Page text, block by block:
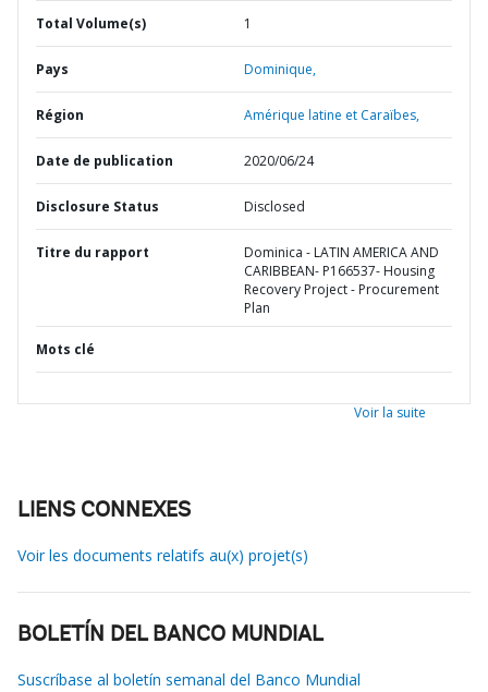
Total Volume(s) 1
Pays Dominique,
Région Amérique latine et Caraïbes,
Date de publication 2020/06/24
Disclosure Status Disclosed
Titre du rapport
Dominica - LATIN AMERICA AND
CARIBBEAN- P166537- Housing
Recovery Project - Procurement
Plan
Mots clé
Voir la suite
LIENS CONNEXES
Voir les documents relatifs au(x) projet(s)
BOLETÍN DEL BANCO MUNDIAL
Suscríbase al boletín semanal del Banco Mundial